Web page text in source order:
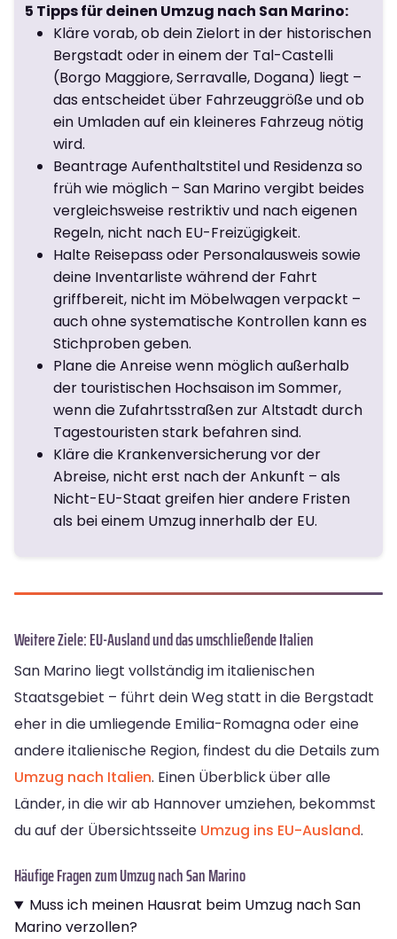
5 Tipps für deinen Umzug nach San Marino:
Kläre vorab, ob dein Zielort in der historischen
Bergstadt oder in einem der Tal-Castelli
(Borgo Maggiore, Serravalle, Dogana) liegt –
das entscheidet über Fahrzeuggröße und ob
ein Umladen auf ein kleineres Fahrzeug nötig
wird.
Beantrage Aufenthaltstitel und Residenza so
früh wie möglich – San Marino vergibt beides
vergleichsweise restriktiv und nach eigenen
Regeln, nicht nach EU-Freizügigkeit.
Halte Reisepass oder Personalausweis sowie
deine Inventarliste während der Fahrt
griffbereit, nicht im Möbelwagen verpackt –
auch ohne systematische Kontrollen kann es
Stichproben geben.
Plane die Anreise wenn möglich außerhalb
der touristischen Hochsaison im Sommer,
wenn die Zufahrtsstraßen zur Altstadt durch
Tagestouristen stark befahren sind.
Kläre die Krankenversicherung vor der
Abreise, nicht erst nach der Ankunft – als
Nicht-EU-Staat greifen hier andere Fristen
als bei einem Umzug innerhalb der EU.
Weitere Ziele: EU-Ausland und das umschließende Italien
San Marino liegt vollständig im italienischen
Staatsgebiet – führt dein Weg statt in die Bergstadt
eher in die umliegende Emilia-Romagna oder eine
andere italienische Region, findest du die Details zum
Umzug nach Italien. Einen Überblick über alle
Länder, in die wir ab Hannover umziehen, bekommst
du auf der Übersichtsseite Umzug ins EU-Ausland.
Häufige Fragen zum Umzug nach San Marino
Muss ich meinen Hausrat beim Umzug nach San
Marino verzollen?